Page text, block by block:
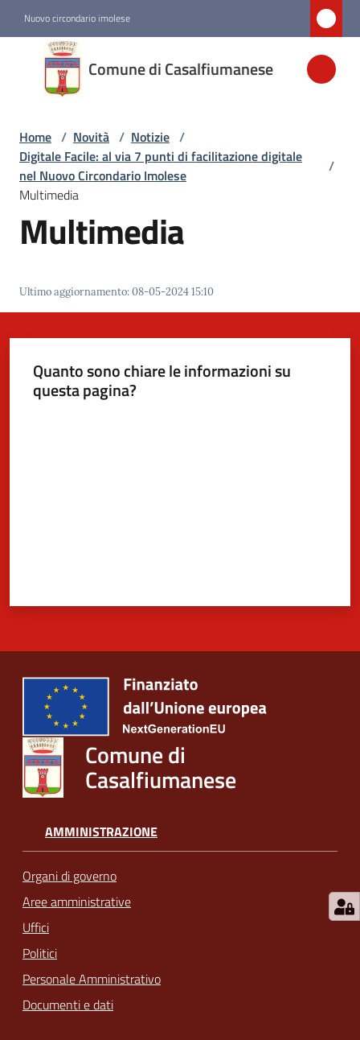
Nuovo circondario imolese
Comune di Casalfiumanese
Comune di
Casalfiumanese
Amministrazione
Novità
Vivere
Casalfiumanese
Home / Novità / Notizie /
Digitale Facile: al via 7 punti di facilitazione digitale
nel Nuovo Circondario Imolese
/
Multimedia
Multimedia
Ultimo aggiornamento:08-05-2024 15:10
Quanto sono chiare le informazioni su
questa pagina?
Comune di
Casalfiumanese
AMMINISTRAZIONE
Organi di governo
Aree amministrative
Uffici
Politici
Personale Amministrativo
Documenti e dati